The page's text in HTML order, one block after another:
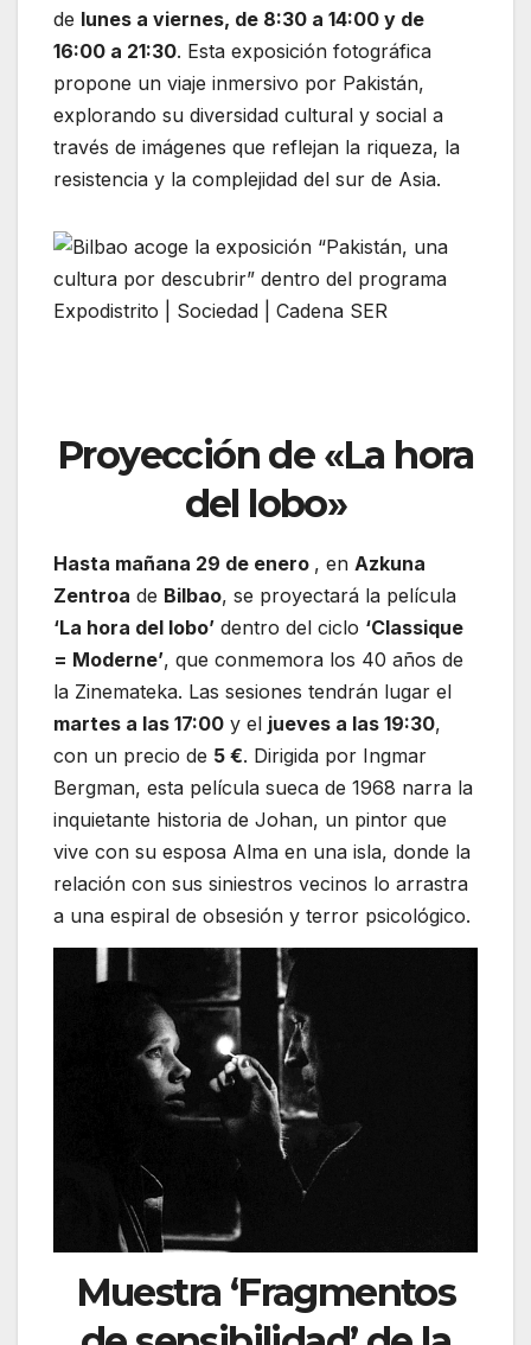
de lunes a viernes, de 8:30 a 14:00 y de
16:00 a 21:30. Esta exposición fotográfica
propone un viaje inmersivo por Pakistán,
explorando su diversidad cultural y social a
través de imágenes que reflejan la riqueza, la
resistencia y la complejidad del sur de Asia.
Proyección de «La hora
del lobo»
Hasta mañana 29 de enero , en Azkuna
Zentroa de Bilbao, se proyectará la película
‘La hora del lobo’ dentro del ciclo ‘Classique
= Moderne’, que conmemora los 40 años de
la Zinemateka. Las sesiones tendrán lugar el
martes a las 17:00 y el jueves a las 19:30,
con un precio de 5 €. Dirigida por Ingmar
Bergman, esta película sueca de 1968 narra la
inquietante historia de Johan, un pintor que
vive con su esposa Alma en una isla, donde la
relación con sus siniestros vecinos lo arrastra
a una espiral de obsesión y terror psicológico.
Muestra ‘Fragmentos